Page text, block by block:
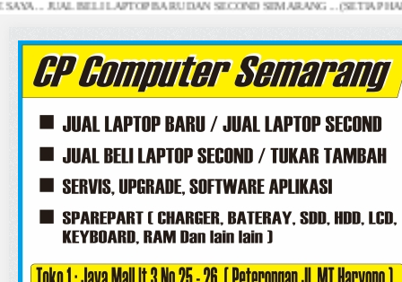
BELI LAPTOP BARU DAN SECOND SEMARANG ... (SETIAP HARI, DI